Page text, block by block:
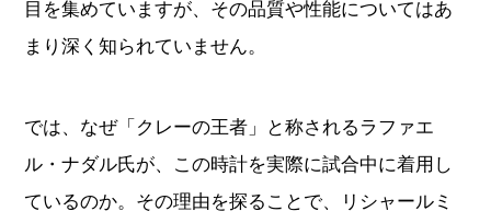
ル・ナダル氏が、この時計を実際に試合中に着用し
ているのか。その理由を探ることで、リシャールミ
や耐久性においても卓越した存在であることが浮か
び上がってきます。